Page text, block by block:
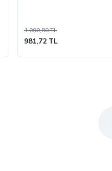
1.090,80 TL
981,72 TL